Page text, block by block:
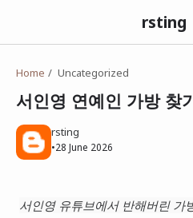
rsting
Home Uncategorized
서인영 연예인 가방 찾
rsting
•28 June 2026
서인영 유튜브에서 반해버린 가